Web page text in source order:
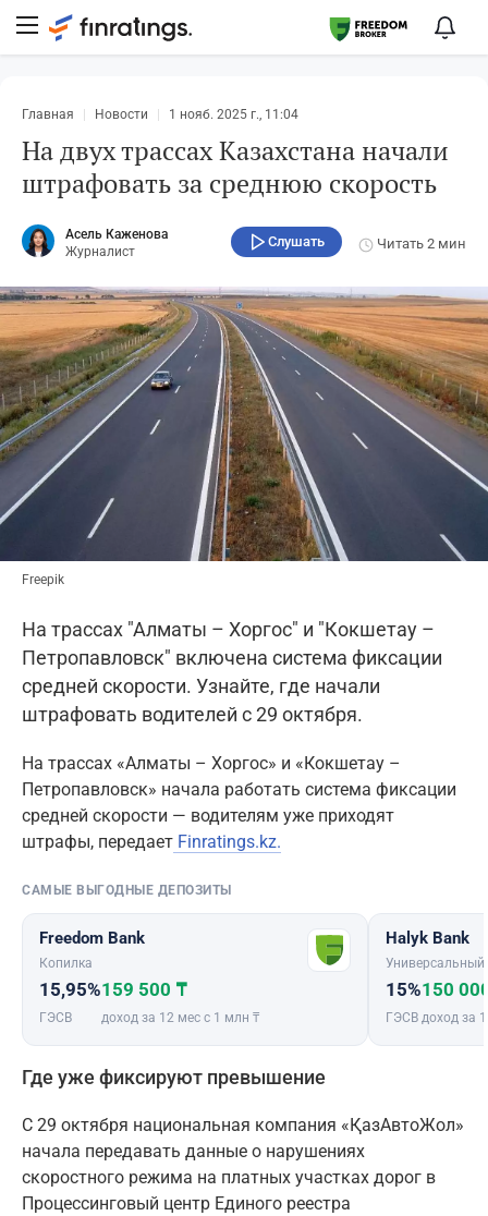
Главная Новости 1 нояб. 2025 г., 11:04
На двух трассах Казахстана начали
штрафовать за среднюю скорость
Асель Каженова
Журналист
Слушать Читать 2 мин
Freepik
На трассах "Алматы – Хоргос" и "Кокшетау –
Петропавловск" включена система фиксации
средней скорости. Узнайте, где начали
штрафовать водителей с 29 октября.
На трассах «Алматы – Хоргос» и «Кокшетау –
Петропавловск» начала работать система фиксации
средней скорости — водителям уже приходят
штрафы, передает Finratings.kz.
САМЫЕ ВЫГОДНЫЕ ДЕПОЗИТЫ
Freedom Bank
Копилка
15,95%
ГЭСВ
159 500 ₸
доход за 12 мес с 1 млн ₸
Halyk Bank
Универсальный
15%
ГЭСВ
150
доход за
Где уже фиксируют превышение
С 29 октября национальная компания «ҚазАвтоЖол»
начала передавать данные о нарушениях
скоростного режима на платных участках дорог в
Процессинговый центр Единого реестра